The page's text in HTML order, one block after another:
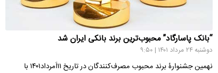
“بانک پاسارگاد” محبوب‌ترین برند بانکی ایران شد
دوشنبه ۲۴ مرداد ۱۴۰۱ | ۹:۵۰
نهمین جشنوارۀ برند محبوب مصرف‌کنندگان در تاریخ ۱۱اَمرداد۱۴۰۱ با